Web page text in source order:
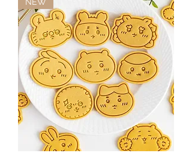
NEW